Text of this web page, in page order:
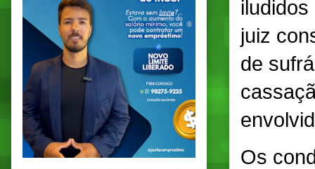
juiz
de
Os